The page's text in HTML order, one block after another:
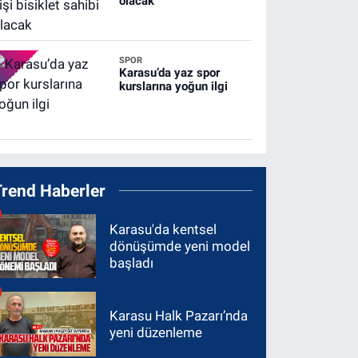
SPOR
Karasu’da yaz spor
kurslarına yoğun ilgi
Haberler
Karasu'da kentsel
dönüşümde yeni model
başladı
Karasu Halk Pazarı’nda
yeni düzenleme